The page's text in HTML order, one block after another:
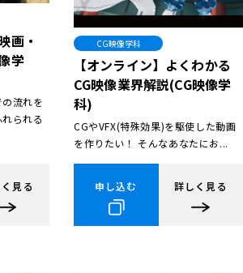
画・
学
流れを
られる
見る
CG映像学科
【オンライン】よくわかる
CG映像業界解説(CG映像学
科)
CGやVFX(特殊効果)を駆使した動画
を作りたい！ そんなあなたにお...
申し込む 詳しく見る